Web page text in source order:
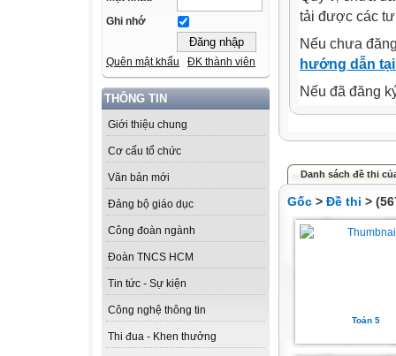
Ghi nhớ
Quên mật khẩu ĐK thành viên
THÔNG TIN
Giới thiệu chung
Cơ cấu tổ chức
Văn bản mới
Đảng bộ giáo dục
Công đoàn ngành
Đoàn TNCS HCM
Tin tức - Sự kiện
Công nghệ thông tin
Thi đua - Khen thưởng
tải được các
Nếu chưa
hướng dẫn
Nếu đã đăng
Danh sách đề thi
Gốc > Đề thi >
Toán 5